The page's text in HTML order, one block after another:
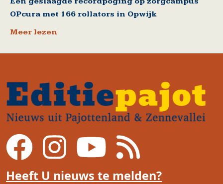
OPcura met 166 rollators in Opwijk
Meer lezen
Heeft U nieuws te melden?